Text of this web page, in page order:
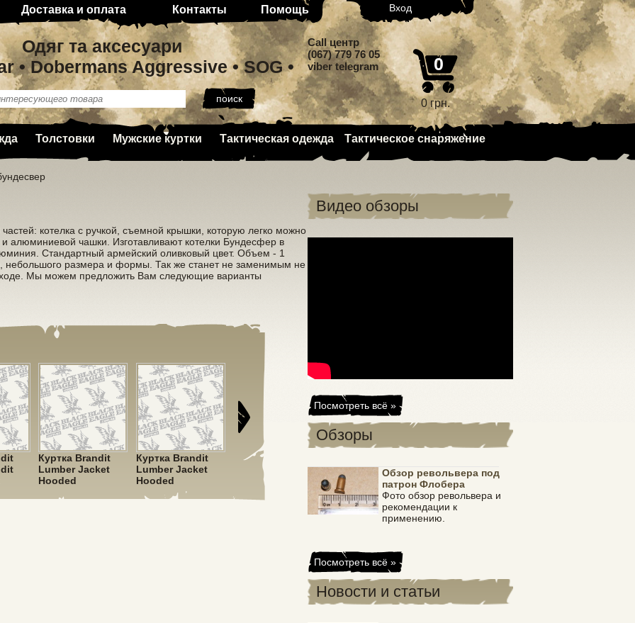
Доставка и оплата Контакты Помощь Вход
Одяг та аксесуари
• Dobermans Aggressive • SOG •
0
0 грн.
Call центр
(067) 779 76 05
viber telegram
Толстовки Мужские куртки Тактическая одежда Тактическое снаряжение
котелка с ручкой, съемной крышки, которую легко можно
и алюминиевой чашки. Изготавливают котелки Бундесфер в
Стандартный армейский оливковый цвет. Объем - 1
небольшого размера и формы. Так же станет не заменимым не
Мы можем предложить Вам следующие варианты
Куртка Brandit
Lumber Jacket
Hooded
Куртка Brandit
Lumber Jacket
Hooded
Black/Grey
Куртка Brandit
Lumber Jacket
Hooded
Grid Camo
Frontzip
Windbreaker
Navy
Видео обзоры
Посмотреть всё »
Обзоры
Обзор револьвера под
патрон Флобера
Фото обзор револьвера и
рекомендации к
применению.
Посмотреть всё »
Новости и статьи